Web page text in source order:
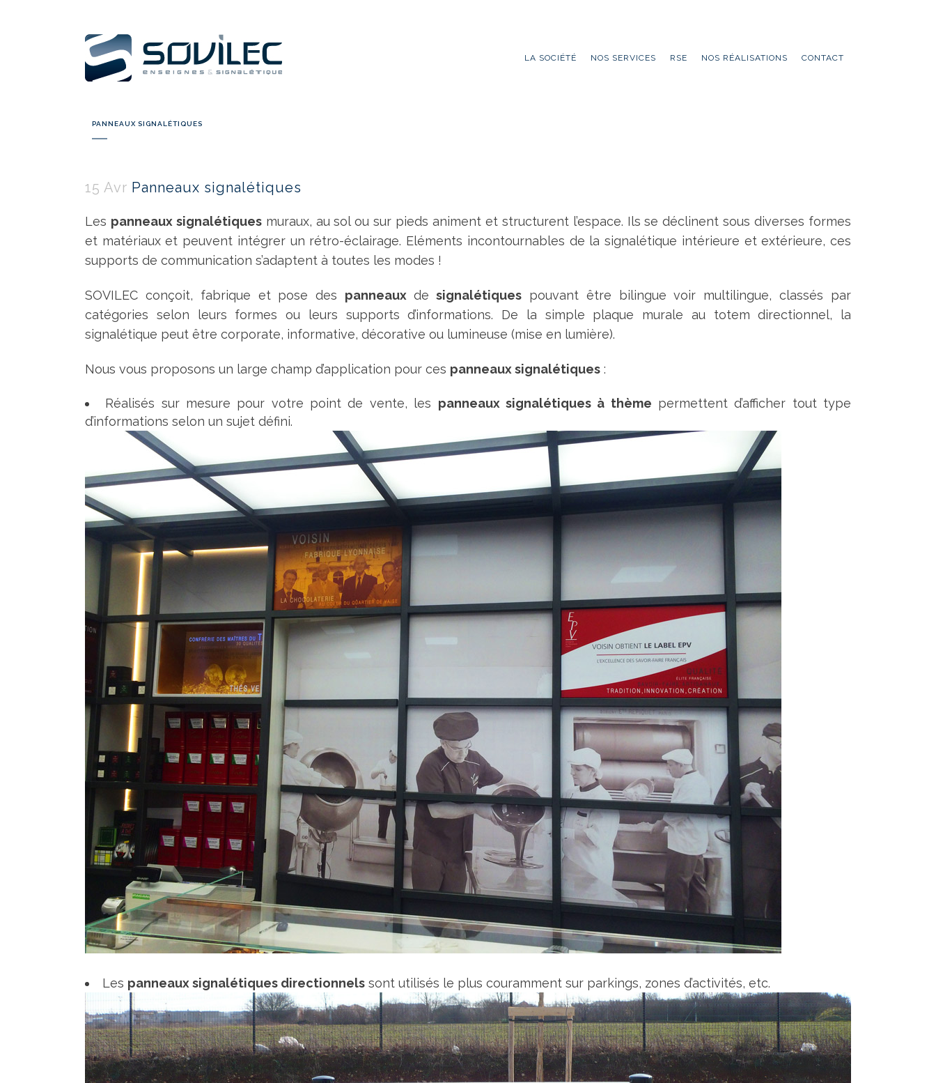
LA SOCIÉTÉ NOS SERVICES RSE NOS RÉALISATIONS CONTACT
PANNEAUX SIGNALÉTIQUES
15 Avr Panneaux signalétiques
Les panneaux signalétiquesmuraux, au sol ou sur pieds animent et structurent l’espace. Ils se déclinent sous diverses formes
et matériaux et peuvent intégrer un rétro-éclairage. Eléments incontournables de la signalétique intérieure et extérieure, ces
supports de communication s’adaptent à toutes les modes !
SOVILEC conçoit, fabrique et pose des panneauxde signalétiquespouvant être bilingue voir multilingue, classés par
catégories selon leurs formes ou leurs supports d’informations. De la simple plaque murale au totem directionnel, la
signalétique peut être corporate, informative, décorative ou lumineuse (mise en lumière).
Nous vous proposons un large champ d’application pour ces panneaux signalétiques :
Réalisés sur mesure pour votre point de vente, les panneaux signalétiques à thème permettent d’afficher tout type
d’informations selon un sujet défini.
Les panneaux signalétiques directionnels sont utilisés le plus couramment sur parkings, zones d’activités, etc.